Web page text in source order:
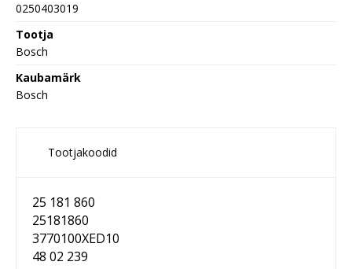
0250403019
Tootja
Bosch
Kaubamärk
Bosch
Tootjakoodid
25 181 860
25181860
3770100XED10
48 02 239